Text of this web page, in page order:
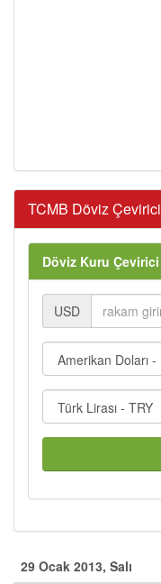
TCMB Döviz Çevirici
Döviz Kuru Çevirici
USD
29 Ocak 2013, Salı